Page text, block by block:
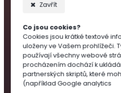
Zavřít
Co jsou cookies?
Cookies jsou krátké textové
uloženy ve Vašem prohlížeči.
používají všechny webové
procházením dochází k
partnerských skriptů, které
(například Google analytics
výsev
a
pro